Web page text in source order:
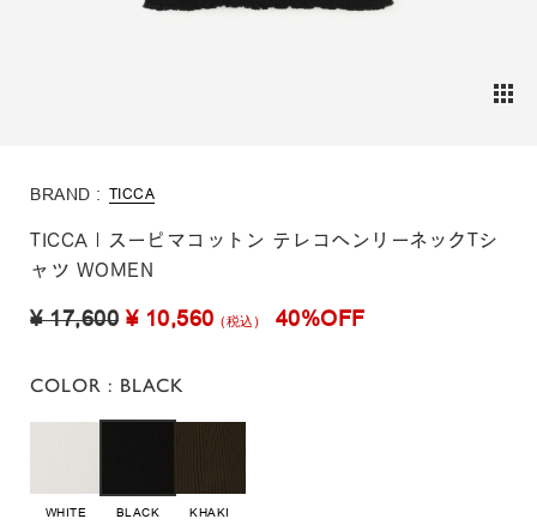
BRAND : TICCA
TICCA | スーピマコットン テレコヘンリーネックTシ
ャツ WOMEN
¥ 17,600 ¥ 10,560 (税込) 40%OFF
COLOR : BLACK
WHITE BLACK KHAKI